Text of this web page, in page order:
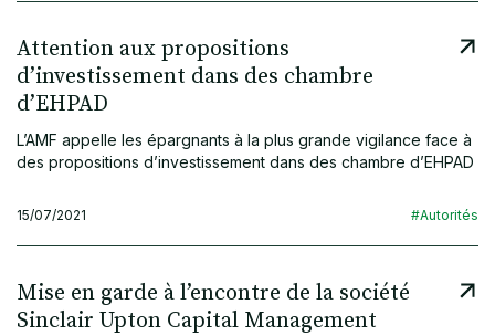
Attention aux propositions
d’investissement dans des chambre
d’EHPAD
L’AMF appelle les épargnants à la plus grande vigilance face à
des propositions d’investissement dans des chambre d’EHPAD
15/07/2021 #Autorités
Mise en garde à l’encontre de la société
Sinclair Upton Capital Management